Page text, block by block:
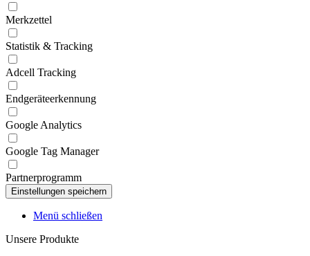
Merkzettel
Statistik & Tracking
Adcell Tracking
Endgeräteerkennung
Google Analytics
Google Tag Manager
Partnerprogramm
Menü schließen
Unsere Produkte